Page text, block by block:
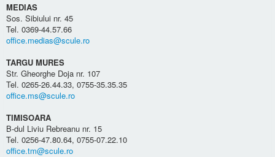
MEDIAS
Sos. Sibiului nr. 45
Tel. 0369-44.57.66
office.medias@scule.ro
TARGU MURES
Str. Gheorghe Doja nr. 107
Tel. 0265-26.44.33, 0755-35.35.35
office.ms@scule.ro
TIMISOARA
B-dul Liviu Rebreanu nr. 15
Tel. 0256-47.80.64, 0755-07.22.10
office.tm@scule.ro